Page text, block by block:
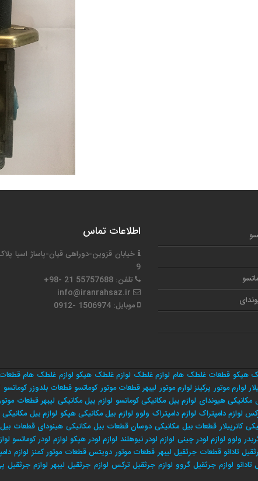
اطلاعات تماس
خیابان قزوین-دوراهی قپان-پاساژ اسیا
9
تلفن: 55757688 21 -98+
موبایل: 1506974 -0912
هپکو قطعات غلطک هام لوازم غلطک لوازم غلطک هپکو لوازم غلطک هام
لوارم موتور پرکینز لوارم موتور لیبهرقطعات موتور کوماتسو قطعات بلدوزر کوماتسو
مکانیکی هیوندای لوازم بیل مکانیکی کوماتسو لوازم بیل مکانیکی لیبهر قطعات
لوازم دامپتراک لوازم دامپتراک ولوو لوازم بیل مکانیکی هپکو لوازم بیل مکانیکی
کاترپیلار قطعات بیل مکانیکی دوسان قطعات بیل مکانیکی هینودای قطعات
ولوو لوازم لودر چینی لوازم لودر نیوهلند لوازم لودر هپکو لوازم لودر کوماتسو
تادانو قطعات جرثقیل لیبهر قطعات موتور دویتس قطعات موتور کمنز لوازم
لوازم جرثقيل گروو لوازم جرثقيل تركس لوازم جرثقيل ليبهر لوازم جرثقيل